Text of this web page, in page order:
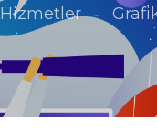
Hizmetler